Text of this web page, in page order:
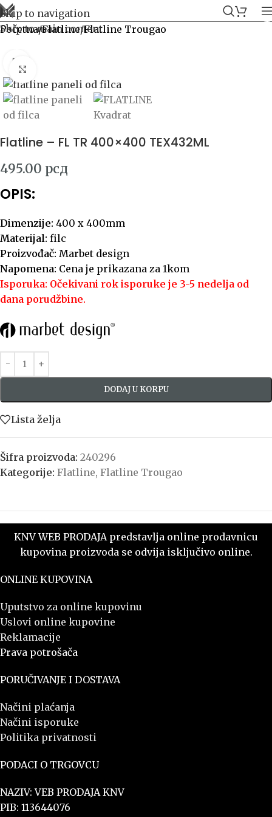
Skip to navigation
Skip to main content
Početna/Flatline/Flatline Trougao
Flatline – FL TR 400×400 TEX432ML
495.00 рсд
OPIS:
Dimenzije: 400 x 400mm
Materijal: filc
Proizvođač: Marbet design
Napomena: Cena je prikazana za 1kom
Isporuka: Očekivani rok isporuke je 3-5 nedelja od
dana porudžbine.
DODAJ U KORPU
Lista želja
Šifra proizvoda: 240296
Kategorije: Flatline, Flatline Trougao
KNV WEB PRODAJA predstavlja online prodavnicu
kupovina proizvoda se odvija isključivo online.
ONLINE KUPOVINA
Uputstvo za online kupovinu
Uslovi online kupovine
Reklamacije
Prava potrošača
PORUČIVANJE I DOSTAVA
Načini plaćanja
Načini isporuke
Politika privatnosti
PODACI O TRGOVCU
NAZIV: VEB PRODAJA KNV
PIB: 113644076